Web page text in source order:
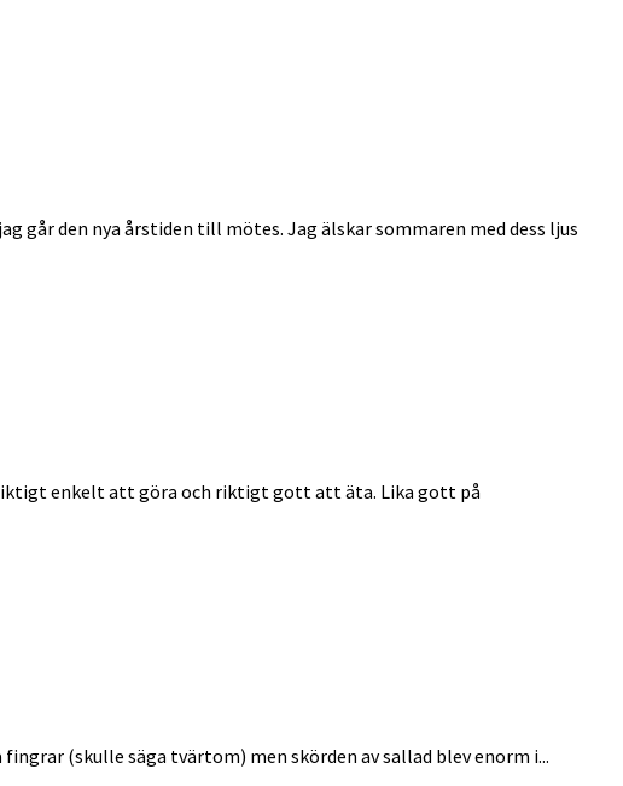
går den nya årstiden till mötes. Jag älskar sommaren med dess ljus
enkelt att göra och riktigt gott att äta. Lika gott på
(skulle säga tvärtom) men skörden av sallad blev enorm i...